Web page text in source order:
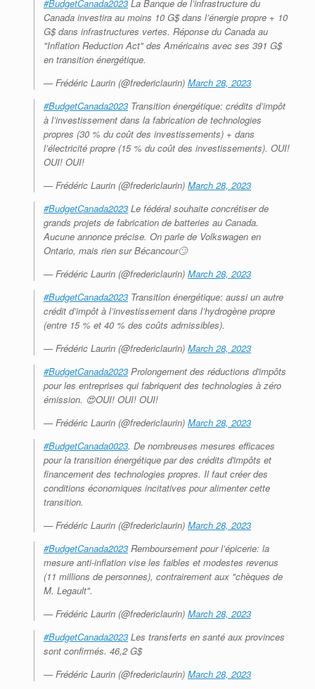
#BudgetCanada2023 La Banque de l’infrastructure du
Canada investira au moins 10 G$ dans l’énergie propre + 10
G$ dans infrastructures vertes. Réponse du Canada au
"Inflation Reduction Act" des Américains avec ses 391 G$
en transition énergétique.
— Frédéric Laurin (@fredericlaurin) March 28, 2023
#BudgetCanada2023 Transition énergétique: crédits d’impôt
à l’investissement dans la fabrication de technologies
propres (30 % du coût des investissements) + dans
l’électricité propre (15 % du coût des investissements). OUI!
OUI! OUI!
— Frédéric Laurin (@fredericlaurin) March 28, 2023
#BudgetCanada2023 Le fédéral souhaite concrétiser de
grands projets de fabrication de batteries au Canada.
Aucune annonce précise. On parle de Volkswagen en
Ontario, mais rien sur Bécancour🙄
— Frédéric Laurin (@fredericlaurin) March 28, 2023
#BudgetCanada2023 Transition énergétique: aussi un autre
crédit d’impôt à l’investissement dans l’hydrogène propre
(entre 15 % et 40 % des coûts admissibles).
— Frédéric Laurin (@fredericlaurin) March 28, 2023
#BudgetCanada2023 Prolongement des réductions d'impôts
pour les entreprises qui fabriquent des technologies à zéro
émission. 😍OUI! OUI! OUI!
— Frédéric Laurin (@fredericlaurin) March 28, 2023
#BudgetCanada0023. De nombreuses mesures efficaces
pour la transition énergétique par des crédits d'impôts et
financement des technologies propres. Il faut créer des
conditions économiques incitatives pour alimenter cette
transition.
— Frédéric Laurin (@fredericlaurin) March 28, 2023
#BudgetCanada2023 Remboursement pour l’épicerie: la
mesure anti-inflation vise les faibles et modestes revenus
(11 millions de personnes), contrairement aux "chèques de
M. Legault".
— Frédéric Laurin (@fredericlaurin) March 28, 2023
#BudgetCanada2023 Les transferts en santé aux provinces
sont confirmés. 46,2 G$
— Frédéric Laurin (@fredericlaurin) March 28, 2023